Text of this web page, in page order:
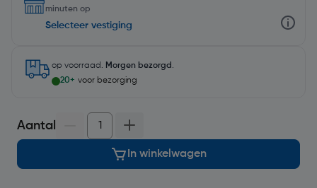
minuten op
Selecteer vestiging
op voorraad. Morgen bezorgd .
20+ voor bezorging
Aantal
In winkelwagen